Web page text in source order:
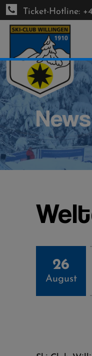
Direkt
zum
Inhalt
Ticket-Hotline:
News
26
August